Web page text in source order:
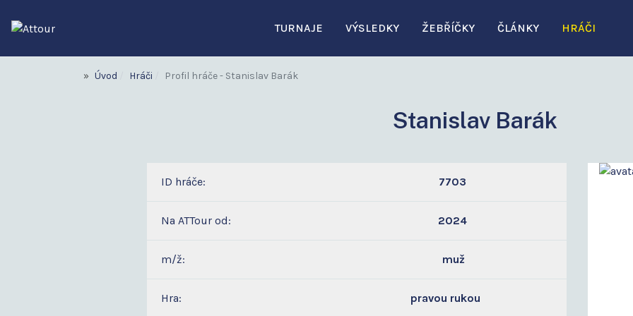
TURNAJE VÝSLEDKY ŽEBŘÍČKY ČLÁNKY HRÁČI
Úvod Hráči Profil hráče - Stanislav Barák
Stanislav Barák
ID hráče: 7703
Na ATTour od: 2024
m/ž: muž
Hra: pravou rukou